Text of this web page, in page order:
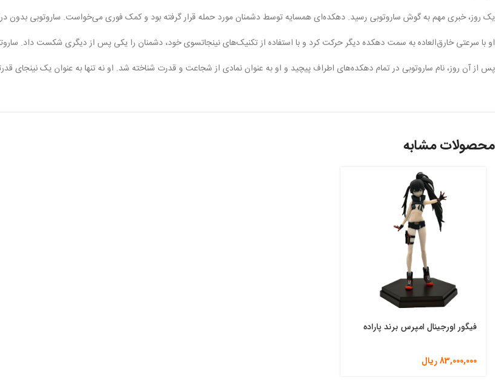
یک روز، خبری مهم به گوش ساروتوبی رسید. دهکده‌ای همسایه توسط دشمنان مورد حمله قرار گرفته بود و کمک فوری می‌خواست. ساروتوبی بدون
او با سرعتی خارق‌العاده به سمت دهکده دیگر حرکت کرد و با استفاده از تکنیک‌های نینجاتسوی خود، دشمنان را یکی پس از دیگری شکست داد.
پس از آن روز، نام ساروتوبی در تمام دهکده‌های اطراف پیچید و او به عنوان نمادی از شجاعت و قدرت شناخته شد. او نه تنها به عنوان یک نینجای
محصولات مشابه
فیگور اورجینال امپرس برند پاراده
83,000,000ریال